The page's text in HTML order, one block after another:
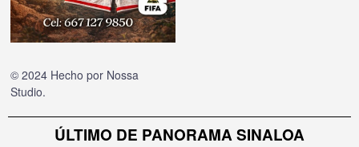
© 2024 Hecho por Nossa
Studio.
ÚLTIMO DE PANORAMA SINALOA